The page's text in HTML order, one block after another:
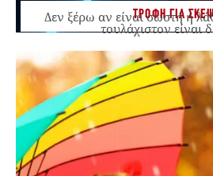
ΤΡΟΦΗ ΓΙΑ
Δεν ξέρω αν είναι σωστή ή
τουλάχιστον είναι